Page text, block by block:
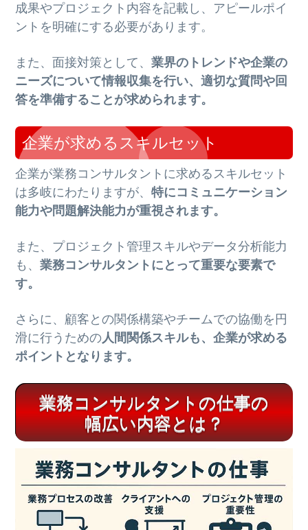
成果やプロジェクト内容を記載し、アピールポイ
ントを明確にする必要があります。
また、面接対策として、業界のトレンドや企業の
ニーズについて情報収集を行い、適切な質問や回
答を準備することが求められます。
企業が求めるスキルセット
企業が業務コンサルタントに求めるスキルセット
は多岐にわたりますが、特にコミュニケーション
能力や問題解決能力が重視されます。
また、プロジェクト管理スキルやデータ分析能力
も、業務コンサルタントにとって重要な要素で
す。
さらに、顧客との関係構築やチームでの協働を円
滑に行うための人間関係スキルも、企業が求める
ポイントとなります。
業務コンサルタントの仕事の
幅広い内容とは？